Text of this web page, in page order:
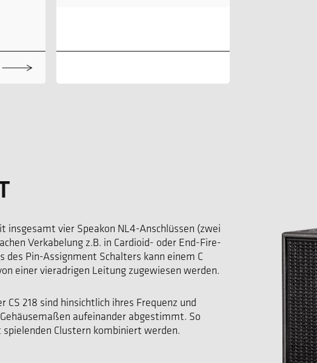
insgesamt vier Speakon NL4-Anschlüssen (zwei
Verkabelung z.B. in Cardioid- oder End-Fire-
Pin-Assignment Schalters kann einem C
einer vieradrigen Leitung zugewiesen werden.
CS 218 sind hinsichtlich ihres Frequenz und
aufeinander abgestimmt. So
Clustern kombiniert werden.